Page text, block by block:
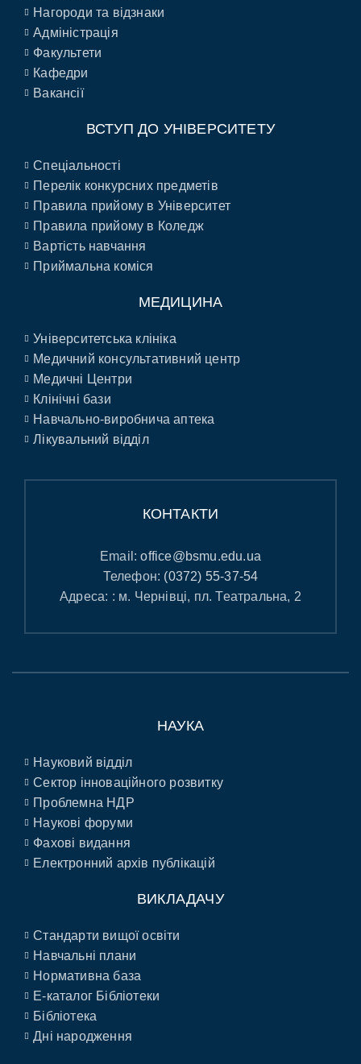
Нагороди та відзнаки
Адміністрація
Факультети
Кафедри
Вакансії
ВСТУП ДО УНІВЕРСИТЕТУ
Спеціальності
Перелік конкурсних предметів
Правила прийому в Університет
Правила прийому в Коледж
Вартість навчання
Приймальна коміся
МЕДИЦИНА
Університетська клініка
Медичний консультативний центр
Медичні Центри
Клінічні бази
Навчально-виробнича аптека
Лікувальний відділ
КОНТАКТИ
Email:office@bsmu.edu.ua
Телефон: (0372) 55-37-54
Адреса: : м. Чернівці, пл. Театральна, 2
НАУКА
Науковий відділ
Сектор інноваційного розвитку
Проблемна НДР
Наукові форуми
Фахові видання
Електронний архів публікацій
ВИКЛАДАЧУ
Стандарти вищої освіти
Навчальні плани
Нормативна база
E-каталог Бібліотеки
Бібліотека
Дні народження